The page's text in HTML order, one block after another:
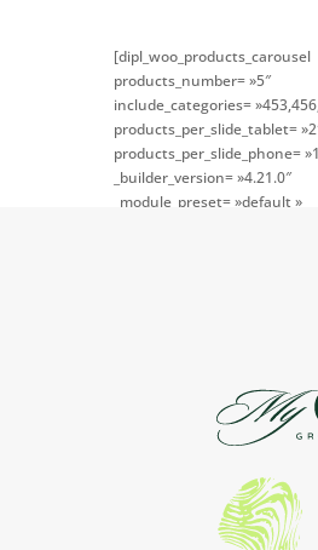
[dipl_woo_products_carousel
products_number= »5″
include_categories=
products_per_slide_tablet=
products_per_slide_phone=
_builder_version= »4.21.0″
_module_preset= »default »